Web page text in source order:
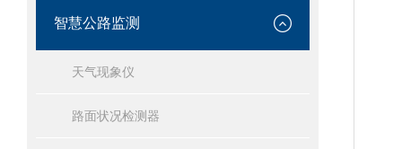
智慧公路监测
天气现象仪
路面状况检测器